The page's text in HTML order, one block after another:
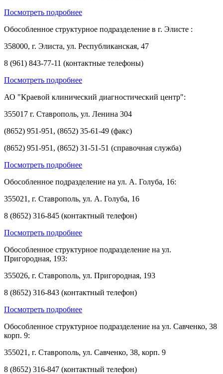
Посмотреть подробнее
Обособленное структурное подразделение в г. Элисте :
358000, г. Элиста, ул. Республиканская, 47
8 (961) 843-77-11 (контактные телефоны)
Посмотреть подробнее
АО "Краевой клинический диагностический центр":
355017 г. Ставрополь, ул. Ленина 304
(8652) 951-951, (8652) 35-61-49 (факс)
(8652) 951-951, (8652) 31-51-51 (справочная служба)
Посмотреть подробнее
Обособленное подразделение на ул. А. Голуба, 16:
355021, г. Ставрополь, ул. А. Голуба, 16
8 (8652) 316-845 (контактный телефон)
Посмотреть подробнее
Обособленное структурное подразделение на ул.
Пригородная, 193:
355026, г. Ставрополь, ул. Пригородная, 193
8 (8652) 316-843 (контактный телефон)
Посмотреть подробнее
Обособленное структурное подразделение на ул. Савченко, 38
корп. 9:
355021, г. Ставрополь, ул. Савченко, 38, корп. 9
8 (8652) 316-847 (контактный телефон)